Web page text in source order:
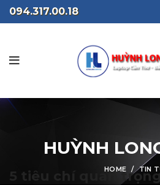
094.317.00.18
HUỲNH
HOME TIN
5 tiêu chí quan